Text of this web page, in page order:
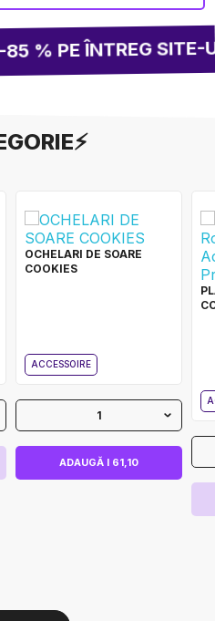
% PE ÎNTREG SITE-
OCHELARI DE SOARE
COOKIES
ACCESSOIRE
1
ADAUGĂ I 61,10